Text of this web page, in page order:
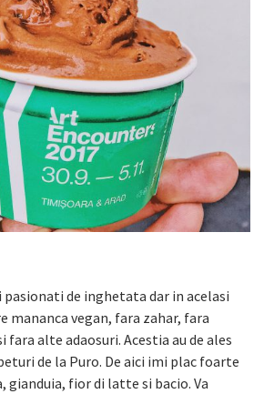
pasionati de inghetata dar in acelasi
mananca vegan, fara zahar, fara
alte adaosuri. Acestia au de ales
de la Puro. De aici imi plac foarte
gianduia, fior di latte si bacio. Va